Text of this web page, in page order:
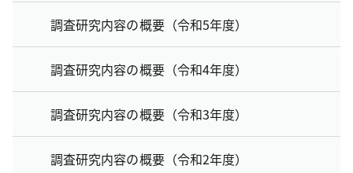
調査研究内容の概要（令和5年度）
調査研究内容の概要（令和4年度）
調査研究内容の概要（令和3年度）
調査研究内容の概要（令和2年度）